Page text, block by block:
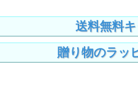
送料無料
贈り物のラッ